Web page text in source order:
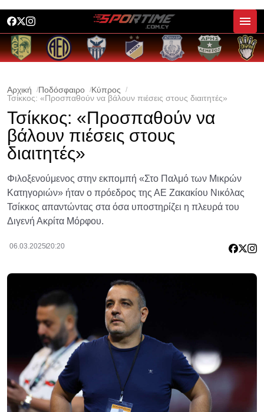
Αρχική Ποδόσφαιρο
Κύπρος
Τσίκκος: «Προσπαθούν να βάλουν πιέσεις στους διαιτητές»
Τσίκκος: «Προσπαθούν να
βάλουν πιέσεις στους
διαιτητές»
Φιλοξενούμενος στην εκπομπή «Στο Παλμό των Μικρών
Κατηγοριών» ήταν ο πρόεδρος της ΑΕ Ζακακίου Νικόλας
Τσίκκος απαντώντας στα όσα υποστηρίζει η πλευρά του
Διγενή Ακρίτα Μόρφου.
06.03.202520:20